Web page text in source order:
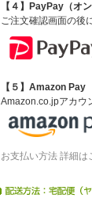
【４】PayPay（オ
ご注文確認画面の後
【５】Amazon Pay
Amazon.co.jpアカウ
お支払い方法 詳細は